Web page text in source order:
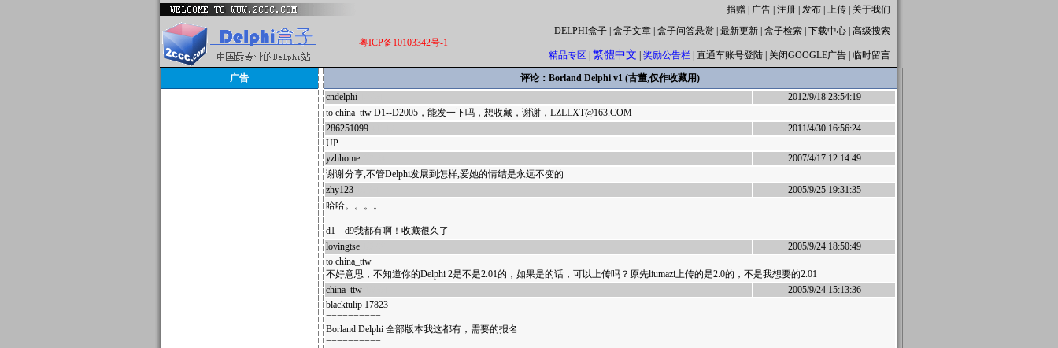
捐赠 广告 注册 发布 上传 关于我们
粤ICP备10103342号-1
DELPHI盒子 盒子文章 盒子问答悬赏 最新更新 盒子检索 下载中心 高级搜索
精品专区 繁體中文 奖励公告栏 直通车账号登陆 关闭GOOGLE广告 临时留言
广告
评论：Borland Delphi v1 (古董,仅作收藏用)
cndelphi
2012/9/18 23:54:19
to china_ttw D1--D2005，能发一下吗，想收藏，谢谢，LZLLXT@163.COM
286251099
2011/4/30 16:56:24
UP
yzhhome
2007/4/17 12:14:49
谢谢分享,不管Delphi发展到怎样,爱她的情结是永远不变的
zhy123
2005/9/25 19:31:35
哈哈。。。。
d1－d9我都有啊！收藏很久了
lovingtse
2005/9/24 18:50:49
to china_ttw
不好意思，不知道你的Delphi 2是不是2.01的，如果是的话，可以上传吗？原先liumazi上传的是2.0的，不是我想要的2.01
china_ttw
2005/9/24 15:13:36
blacktulip 17823
==========
Borland Delphi 全部版本我这都有，需要的报名
==========